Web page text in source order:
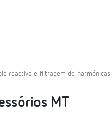
reactiva e filtragem de harmónicas
MT